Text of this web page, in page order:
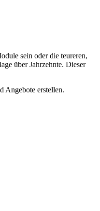
sein oder die teureren,
über Jahrzehnte. Dieser
Angebote erstellen.